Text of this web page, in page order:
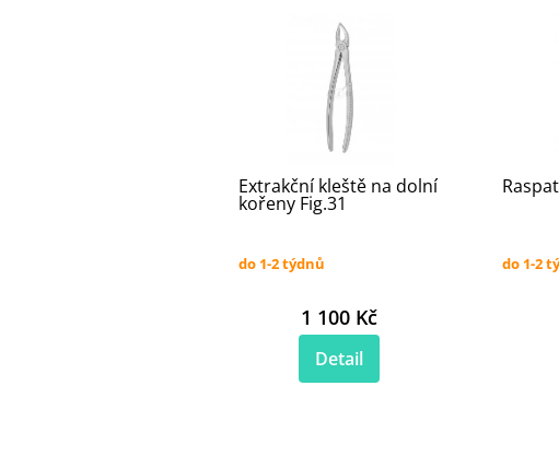
Extrakční kleště na dolní
kořeny Fig.31
do 1-2 týdnů
1 100 Kč
Detail
do 1-2